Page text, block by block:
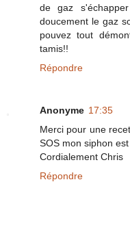
de gaz
doucement le gaz
pouvez tout
tamis!!
Répondre
Anonyme 17:35
Merci pour une
SOS mon siphon
Cordialement Chris
Répondre